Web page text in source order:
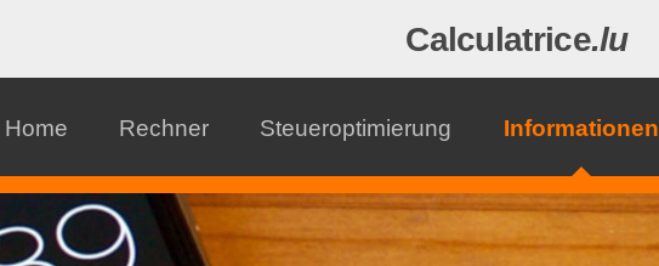
Calculatrice.lu
Home Rechner Steueroptimierung Informationen